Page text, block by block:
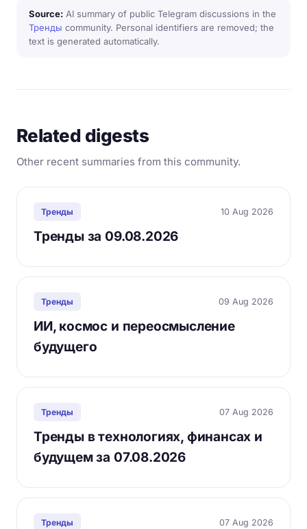
Source: AI summary of public Telegram discussions in the
Тренды community. Personal identifiers are removed; the
text is generated automatically.
Related digests
Other recent summaries from this community.
Тренды 10 Aug 2026
Тренды за 09.08.2026
Тренды 09 Aug 2026
ИИ, космос и переосмысление
будущего
Тренды 07 Aug 2026
Тренды в технологиях, финансах и
будущем за 07.08.2026
Тренды 07 Aug 2026